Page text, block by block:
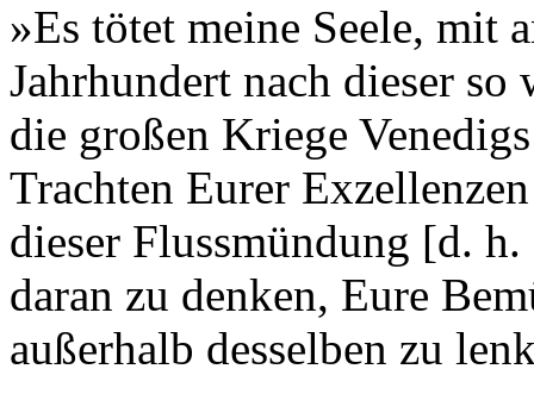
»Es tötet meine Seele, mit
Jahrhundert nach dieser
die großen Kriege
Trachten Eurer
dieser Flussmündung [d.
daran zu denken, Eure
außerhalb desselben zu